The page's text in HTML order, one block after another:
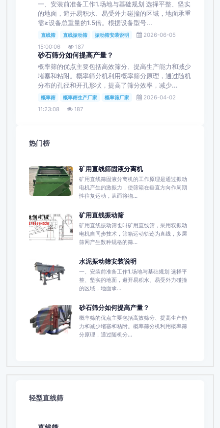
一、安装前准备工作1.场地与基础规划 选择平整、坚实
的地面，避开易积水、易受外力碰撞的区域，地面承重
需≥设备总重量的1.5倍。根据设备型号...
直线筛 直线振动筛 振动筛安装说明
2026-06-05
15:00:06
187
砂石筛分如何提高产量？
概率筛的优点主要包括高效筛分、提高生产能力和减少
堵塞和粘附‌。概率筛分机利用概率筛分原理，通过随机
分布的孔径和开孔形状，提高了筛分效率，减少...
概率筛 概率筛生产厂家 概率筛厂家
2026-04-02
11:23:08
187
热门榜
矿用直线筛固液分离机
矿用直线筛固液分离机的工作原理是通过振动
电机产生的激振力，使筛箱在垂直方向作周期
性往复运动，从而将物...
矿用直线振动筛
矿用直线振动筛也叫矿用直线筛，采用双振动
电机自同步技术，筛箱运动轨迹为直线，多层
筛网产生数种规格的筛...
水泥振动筛安装说明
一、安装前准备工作1.场地与基础规划 选择平
整、坚实的地面，避开易积水、易受外力碰撞
的区域，地面承...
砂石筛分如何提高产量？
概率筛的优点主要包括高效筛分、提高生产能
力和减少堵塞和粘附‌。概率筛分机利用概率筛
分原理，通过随机分...
轻型直线筛